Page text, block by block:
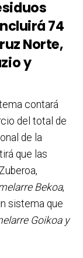
74
Norte,
y
contará
del total de
de la
que las
Bekoa,
sistema que
Goikoa y